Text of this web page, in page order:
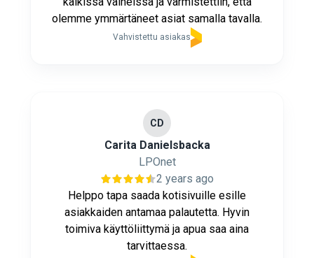
olemme ymmärtäneet asiat samalla tavalla.
Vahvistettu asiakas
CD
Carita Danielsbacka
LPOnet
2 years ago
Helppo tapa saada kotisivuille esille
asiakkaiden antamaa palautetta. Hyvin
toimiva käyttöliittymä ja apua saa aina
tarvittaessa.